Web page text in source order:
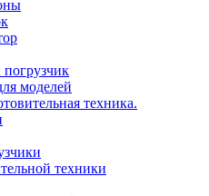
моделей
техника.
техники